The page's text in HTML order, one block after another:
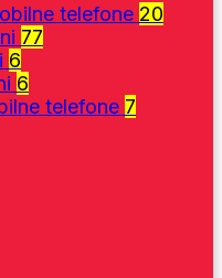
telefone 20
77
6
6
telefone 7